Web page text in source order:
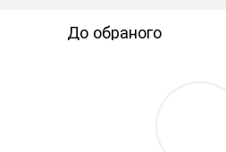
До обраного